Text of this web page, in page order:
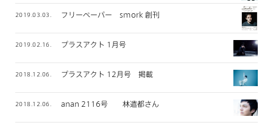
2019.03.03. フリーペーパー smork 創刊
2019.02.16. プラスアクト 1月号
2018.12.06. プラスアクト 12月号 掲載
2018.12.06. anan 2116号 林遣都さん